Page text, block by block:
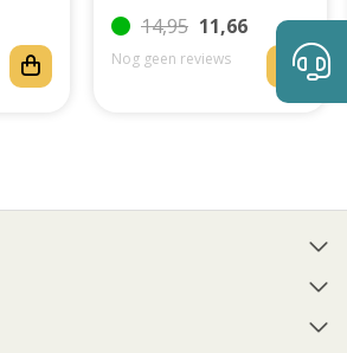
14,95 11,66
Nog geen reviews